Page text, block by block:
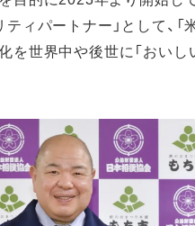
ィパートナー」として、「米
を世界中や後世に「おいし